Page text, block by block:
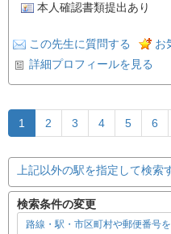
本人確認書類提出あり
この先生に質問する
お
詳細プロフィールを見る
1 2 3 4 5 6
上記以外の駅を指定して検索
検索条件の変更
路線・駅・市区町村や郵便番号